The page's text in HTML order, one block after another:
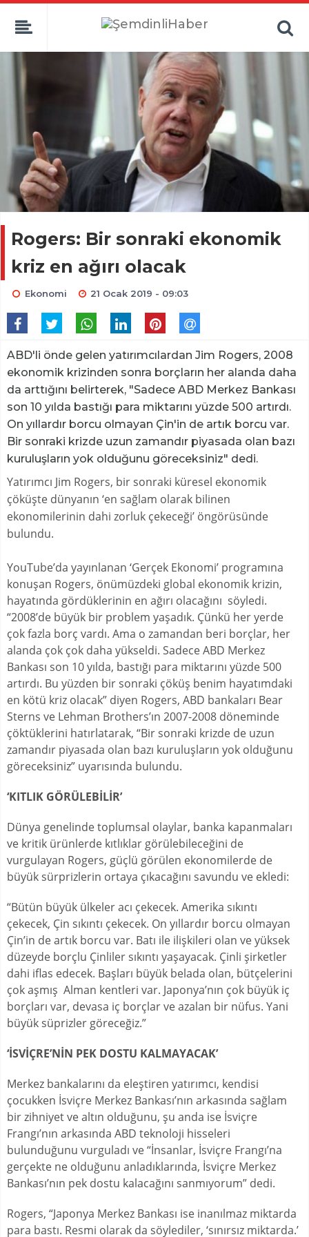
Rogers: Bir sonraki ekonomik
kriz en ağırı olacak
Ekonomi 21 Ocak 2019 - 09:03
ABD'li önde gelen yatırımcılardan Jim Rogers, 2008
ekonomik krizinden sonra borçların her alanda daha
da arttığını belirterek, "Sadece ABD Merkez Bankası
son 10 yılda bastığı para miktarını yüzde 500 artırdı.
On yıllardır borcu olmayan Çin'in de artık borcu var.
Bir sonraki krizde uzun zamandır piyasada olan bazı
kuruluşların yok olduğunu göreceksiniz" dedi.
Yatırımcı Jim Rogers, bir sonraki küresel ekonomik
çöküşte dünyanın ‘en sağlam olarak bilinen
ekonomilerinin dahi zorluk çekeceği’ öngörüsünde
bulundu.
YouTube’da yayınlanan ‘Gerçek Ekonomi’ programına
konuşan Rogers, önümüzdeki global ekonomik krizin,
hayatında gördüklerinin en ağırı olacağını söyledi.
“2008’de büyük bir problem yaşadık. Çünkü her yerde
çok fazla borç vardı. Ama o zamandan beri borçlar, her
alanda çok çok daha yükseldi. Sadece ABD Merkez
Bankası son 10 yılda, bastığı para miktarını yüzde 500
artırdı. Bu yüzden bir sonraki çöküş benim hayatımdaki
en kötü kriz olacak” diyen Rogers, ABD bankaları Bear
Sterns ve Lehman Brothers’ın 2007-2008 döneminde
çöktüklerini hatırlatarak, “Bir sonraki krizde de uzun
zamandır piyasada olan bazı kuruluşların yok olduğunu
göreceksiniz” uyarısında bulundu.
‘KITLIK GÖRÜLEBİLİR’
Dünya genelinde toplumsal olaylar, banka kapanmaları
ve kritik ürünlerde kıtlıklar görülebileceğini de
vurgulayan Rogers, güçlü görülen ekonomilerde de
büyük sürprizlerin ortaya çıkacağını savundu ve ekledi:
“Bütün büyük ülkeler acı çekecek. Amerika sıkıntı
çekecek, Çin sıkıntı çekecek. On yıllardır borcu olmayan
Çin’in de artık borcu var. Batı ile ilişkileri olan ve yüksek
düzeyde borçlu Çinliler sıkıntı yaşayacak. Çinli şirketler
dahi iflas edecek. Başları büyük belada olan, bütçelerini
çok aşmış Alman kentleri var. Japonya’nın çok büyük iç
borçları var, devasa iç borçlar ve azalan bir nüfus. Yani
büyük süprizler göreceğiz.”
‘İSVİÇRE’NİN PEK DOSTU KALMAYACAK’
Merkez bankalarını da eleştiren yatırımcı, kendisi
çocukken İsviçre Merkez Bankası’nın arkasında sağlam
bir zihniyet ve altın olduğunu, şu anda ise İsviçre
Frangı’nın arkasında ABD teknoloji hisseleri
bulunduğunu vurguladı ve “İnsanlar, İsviçre Frangı’na
gerçekte ne olduğunu anladıklarında, İsviçre Merkez
Bankası’nın pek dostu kalacağını sanmıyorum” dedi.
Rogers, “Japonya Merkez Bankası ise inanılmaz miktarda
para bastı. Resmi olarak da söylediler, ‘sınırsız miktarda.’